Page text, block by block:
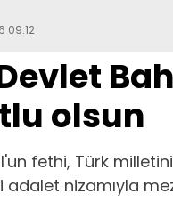
09:12
olsun
fethi, Türk
nizamıyla